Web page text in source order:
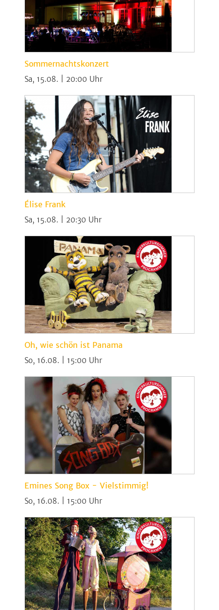
Sommernachtskonzert
Sa, 15.08. | 20:00
Élise Frank
Sa, 15.08. | 20:30
Oh, wie schön ist Panama
So, 16.08. | 15:00
Emines Song Box - Vielstimmig!
So, 16.08. | 15:00